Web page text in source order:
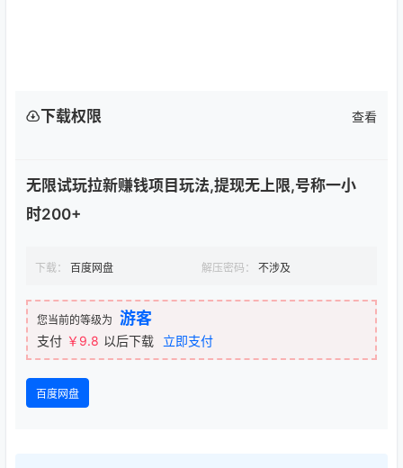
下载权限 查看
无限试玩拉新赚钱项目玩法,提现无上限,号称一小
时200+
下载： 百度网盘 解压密码： 不涉及
您当前的等级为 游客
支付 ￥9.8 以后下载 立即支付
百度网盘